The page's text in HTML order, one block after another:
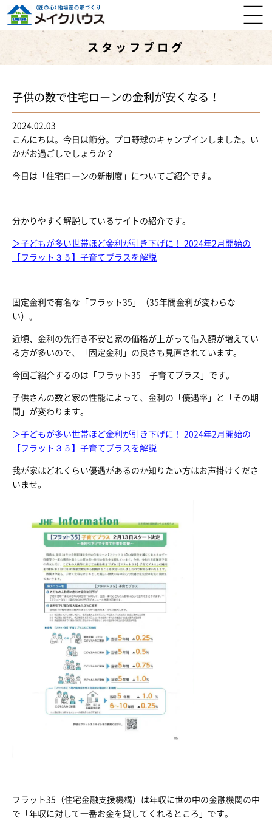
スタッフブログ
子供の数で住宅ローンの金利が安くなる！
2024.02.03
こんにちは。今日は節分。プロ野球のキャンプインしました。い
かがお過ごしでしょうか？
今日は「住宅ローンの新制度」についてご紹介です。
分かりやすく解説しているサイトの紹介です。
＞子どもが多い世帯ほど金利が引き下げに！ 2024年2月開始の
【フラット３５】子育てプラスを解説
固定金利で有名な「フラット35」（35年間金利が変わらな
い）。
近頃、金利の先行き不安と家の価格が上がって借入額が増えてい
る方が多いので、「固定金利」の良さも見直されています。
今回ご紹介するのは「フラット35 子育てプラス」です。
子供さんの数と家の性能によって、金利の「優遇率」と「その期
間」が変わります。
＞子どもが多い世帯ほど金利が引き下げに！ 2024年2月開始の
【フラット３５】子育てプラスを解説
我が家はどれくらい優遇があるのか知りたい方はお声掛けくださ
いませ。
フラット35（住宅金融支援機構）は年収に世の中の金融機関の中
で「年収に対して一番お金を貸してくれるところ」です。